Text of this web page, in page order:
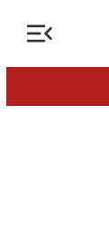
